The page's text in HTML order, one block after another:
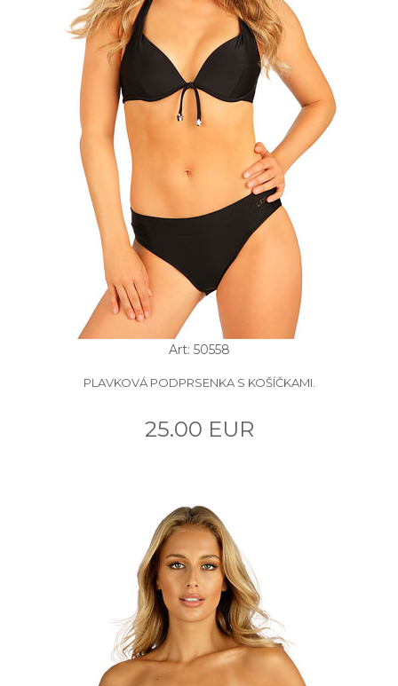
Art: 50558
PLAVKOVÁ PODPRSENKA S KOŠÍČKAMI.
25.00 EUR